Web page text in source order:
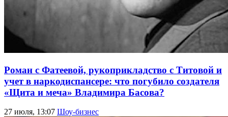
Роман с Фатеевой, рукоприкладство с Титовой и
учет в наркодиспансере: что погубило создателя
«Щита и меча» Владимира Басова?
27 июля, 13:07 Шоу-бизнес